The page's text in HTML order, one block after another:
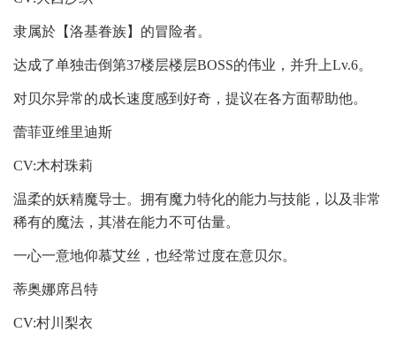
隶属於【洛基眷族】的冒险者。
达成了单独击倒第37楼层楼层BOSS的伟业，并升上Lv.6。
对贝尔异常的成长速度感到好奇，提议在各方面帮助他。
蕾菲亚维里迪斯
CV:木村珠莉
温柔的妖精魔导士。拥有魔力特化的能力与技能，以及非常
稀有的魔法，其潜在能力不可估量。
一心一意地仰慕艾丝，也经常过度在意贝尔。
蒂奥娜席吕特
CV:村川梨衣